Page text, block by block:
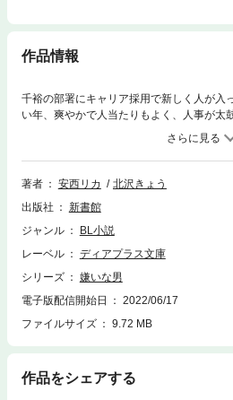
作品情報
千裕の部署にキャリア採用で新しく人が入
い年、爽やかで人当たりもよく、人事が太
った。そんな向居に淡い敵愾心を感じつつ
いた千裕だが、あるとき彼の眼差しに潜む
分が好きなのだ。仕事では敵わない向居が
地よく感じていたところ……？ 甘く切ない
著者 安西リカ
北沢きょう
出版社
新書館
ジャンル
BL小説
レーベル
ディアプラス文庫
シリーズ
嫌いな男
電子版配信開始日
2022/06/17
ファイルサイズ
9.72 MB
作品をシェアする